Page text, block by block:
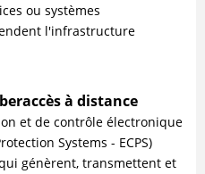
ou systèmes
l'infrastructure
à distance
et de contrôle électronique
Systems - ECPS)
génèrent, transmettent et